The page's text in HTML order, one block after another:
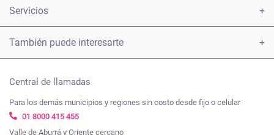
Tarifas
Beneficios
Trabaja con nosotros
Transparencia y acceso a la información pública
Presentar una petición u observación sobre los servicios
Nuestros compromisos frente a la ética y el Gobierno
Ayúdanos a mejorar, cuéntanos tu experiencia
Servicios
Certificados
Créditos
Subsidios
También puede interesarte
Viajes Comfama
Central de llamadas
Para los demás municipios y regiones sin costo desde fijo o celular
01 8000 415 455
Valle de Aburrá y Oriente cercano